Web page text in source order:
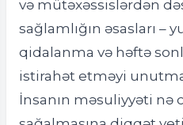
və mütəxəssislərdən
sağlamlığın əsasları –
qidalanma və həftə
istirahət etməyi
İnsanın məsuliyyəti nə